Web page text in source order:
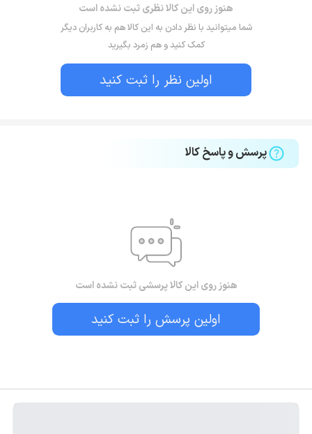
هنوز روی این کالا نظری ثبت نشده است
شما میتوانید با نظر دادن به این کالا هم به کاربران دیگر
کمک کنید و هم زمرد بگیرید
اولین نظر را ثبت کنید
پرسش و پاسخ کالا
هنوز روی این کالا پرسشی ثبت نشده است
اولین پرسش را ثبت کنید